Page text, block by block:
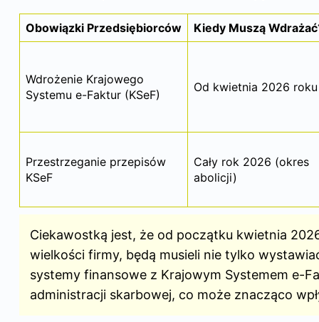
Obowiązki Przedsiębiorców Kiedy Muszą
Wdrożenie Krajowego
Systemu e-Faktur (KSeF)
Od kwietnia 2026 roku
Przestrzeganie przepisów
KSeF
Cały rok 2026 (okres
abolicji)
Ciekawostką jest, że od początku kwietnia
wielkości firmy, będą musieli nie tylko
systemy finansowe z Krajowym Systemem e-
administracji skarbowej, co może znacząco